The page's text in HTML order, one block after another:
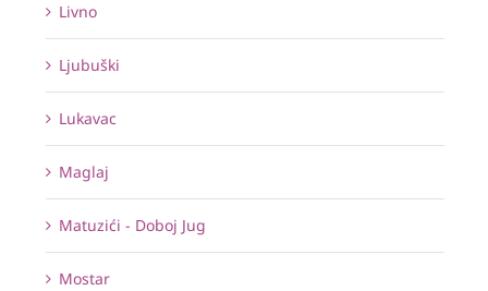
Livno
Ljubuški
Lukavac
Maglaj
Matuzići - Doboj Jug
Mostar